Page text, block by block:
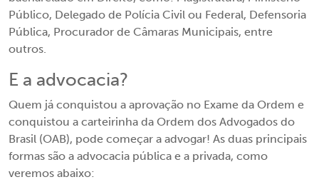
Público, Delegado de Polícia Civil ou Federal, Defensoria
Pública, Procurador de Câmaras Municipais, entre
outros.
E a advocacia?
Quem já conquistou a aprovação no Exame da Ordem e
conquistou a carteirinha da Ordem dos Advogados do
Brasil (OAB), pode começar a advogar! As duas principais
formas são a advocacia pública e a privada, como
veremos abaixo: